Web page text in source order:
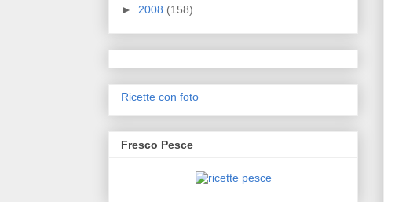
► 2008 (158)
Ricette con foto
Fresco Pesce